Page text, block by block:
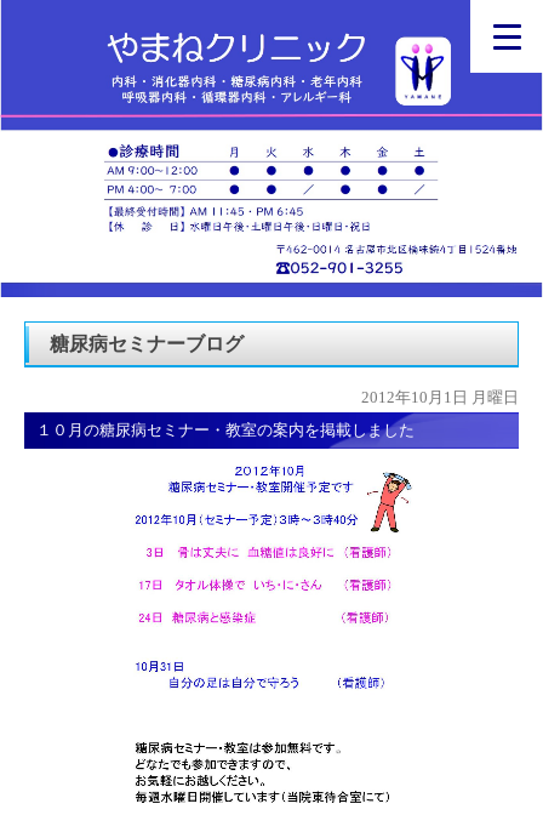
糖尿病セミナーブログ
2012年10月1日 月曜日
１０月の糖尿病セミナー・教室の案内を掲載しました